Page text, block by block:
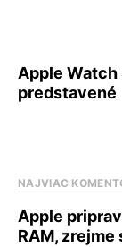
Apple
predstavené
NAJVIAC
Apple
RAM, zrejme